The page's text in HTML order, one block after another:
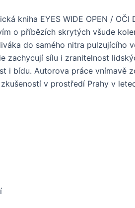
kniha EYES WIDE OPEN / OČI
o příbězích skrytých všude
do samého nitra pulzujícího
zachycují sílu i zranitelnost
i bídu. Autorova práce vnímavě
v prostředí Prahy v